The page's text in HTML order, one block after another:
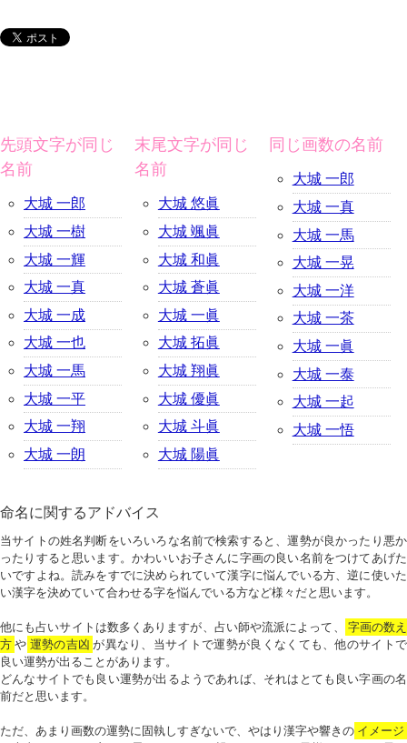
先頭文字が同じ
名前
大城 一郎
大城 一樹
大城 一輝
大城 一真
大城 一成
大城 一也
大城 一馬
大城 一平
大城 一翔
大城 一朗
末尾文字が同じ
名前
大城 悠眞
大城 颯眞
大城 和眞
大城 蒼眞
大城 一眞
大城 拓眞
大城 翔眞
大城 優眞
大城 斗眞
大城 陽眞
同じ画数の名前
大城 一郎
大城 一真
大城 一馬
大城 一晃
大城 一洋
大城 一茶
大城 一眞
大城 一泰
大城 一起
大城 一悟
命名に関するアドバイス
当サイトの姓名判断をいろいろな名前で検索すると、運勢が良かったり悪か
ったりすると思います。かわいいお子さんに字画の良い名前をつけてあげた
いですよね。読みをすでに決められていて漢字に悩んでいる方、逆に使いた
い漢字を決めていて合わせる字を悩んでいる方など様々だと思います。
他にも占いサイトは数多くありますが、占い師や流派によって、
字画の数え
方 や 運勢の吉凶 が異なり、当サイトで運勢が良くなくても、他のサイトで
良い運勢が出ることがあります。
どんなサイトでも良い運勢が出るようであれば、それはとても良い字画の名
前だと思います。
ただ、あまり画数の運勢に固執しすぎないで、やはり漢字や響きの イメージ